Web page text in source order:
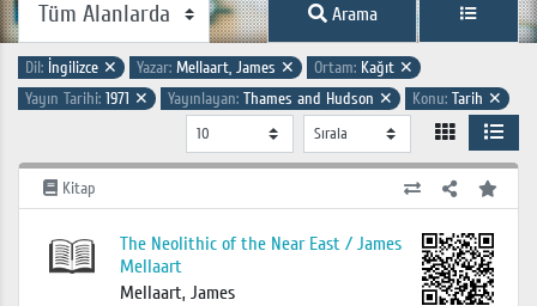
Arama
Dil: İngilizce ✕ Yazar: Mellaart, James ✕ Ortam: Kağıt ✕
Yayın Tarihi: 1971 ✕ Yayınlayan: Thames and Hudson ✕ Konu: Tarih ✕
Kitap
The Neolithic of the Near East / James
Mellaart
Mellaart, James